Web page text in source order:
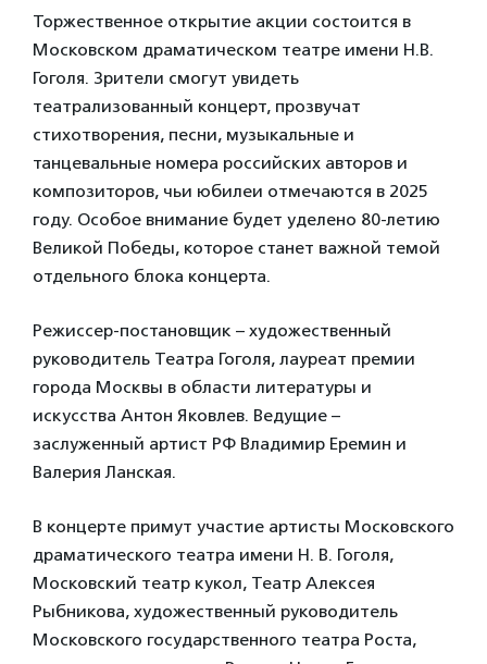
Торжественное открытие акции состоится в
Московском драматическом театре имени Н.В.
Гоголя. Зрители смогут увидеть
театрализованный концерт, прозвучат
стихотворения, песни, музыкальные и
танцевальные номера российских авторов и
композиторов, чьи юбилеи отмечаются в 2025
году. Особое внимание будет уделено 80-летию
Великой Победы, которое станет важной темой
отдельного блока концерта.
Режиссер-постановщик – художественный
руководитель Театра Гоголя, лауреат премии
города Москвы в области литературы и
искусства Антон Яковлев. Ведущие –
заслуженный артист РФ Владимир Еремин и
Валерия Ланская.
В концерте примут участие артисты Московского
драматического театра имени Н. В. Гоголя,
Московский театр кукол, Театр Алексея
Рыбникова, художественный руководитель
Московского государственного театра Роста,